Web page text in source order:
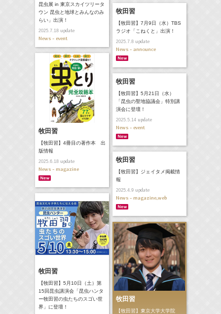
昆虫展 in 東京スカイツリータ
ウン 昆虫と地球とみんなのみ
らい」出演！
2025.7.18update
News - event
牧田習
【牧田習】7月9日（水）TBS
ラジオ「こねくと」出演！
2025.7.8update
News - announce
牧田習
【牧田習】4冊目の著作本 出
版情報
2025.6.18update
News - magazine
牧田習
【牧田習】5月21日（水）
「昆虫の聖地協議会」特別講
演会に登壇！
2025.5.14update
News - event
牧田習
【牧田習】ジェイタメ掲載情
報
2025.4.9update
News - magazine,web
牧田習
【牧田習】5月10日（土）第
15回昆虫講演会「昆虫ハンタ
ー牧田習の虫たちのスゴい世
界」に登壇！
牧田習
【牧田習】東京大学大学院